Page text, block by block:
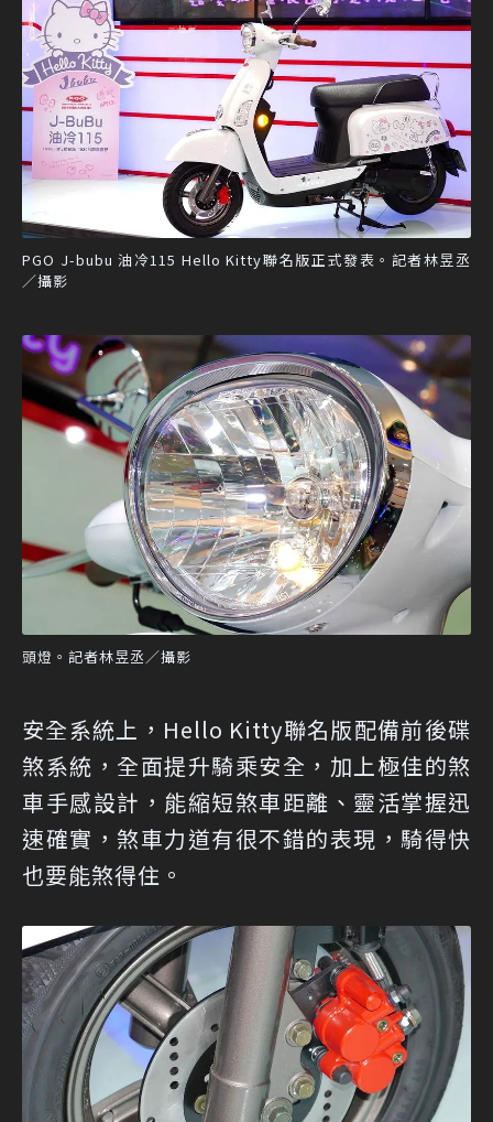
PGO J-bubu 油冷115 Hello Kitty聯名版正式發表。記者林昱丞
／攝影
頭燈。記者林昱丞／攝影
安全系統上，Hello Kitty聯名版配備前後碟
煞系統，全面提升騎乘安全，加上極佳的煞
車手感設計，能縮短煞車距離、靈活掌握迅
速確實，煞車力道有很不錯的表現，騎得快
也要能煞得住。